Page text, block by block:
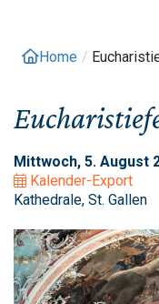
Home /
Mittwoch, 5. August
Kalender-Export
Kathedrale, St. Gallen